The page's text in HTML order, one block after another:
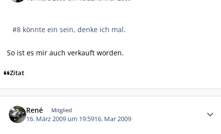
#8 könnte ein sein, denke ich mal.
So ist es mir auch verkauft worden.
Zitat
René Mitglied
16. März 2009 um 19:5916. Mar 2009